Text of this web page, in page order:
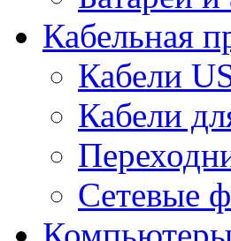
Кабельная
Кабели
Кабели
Сетевые